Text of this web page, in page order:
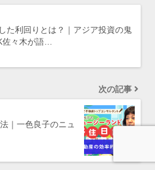
た利回りとは？｜アジア投資の鬼
佐々木が語…
次の記事
｜一色良子のニュ